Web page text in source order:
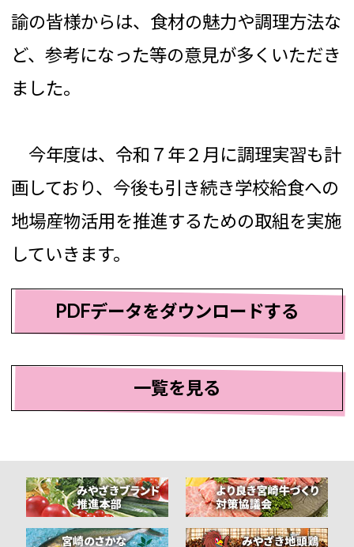
諭の皆様からは、食材の魅力や調理方法な
ど、参考になった等の意見が多くいただき
ました。
今年度は、令和７年２月に調理実習も計
画しており、今後も引き続き学校給食への
地場産物活用を推進するための取組を実施
していきます。
PDFデータをダウンロードする
一覧を見る